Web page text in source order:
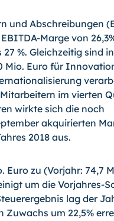
und Abschreibungen
Marge von
%. Gleichzeitig sind
Euro für
im vierten
wirkte sich die noch
akquirierten
2018 aus.
zu (Vorjahr: 74,7
um die Vorjahres-
lag der
Zuwachs um 22,5%